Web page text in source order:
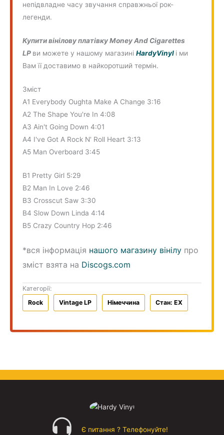
непідвладне часу звучання справжньої рок-
легенди.
Купити вінілову платівку Money And Cigarettes
LP ви можете у нашому магазиніHardyVinyl і ми
Вам її доставимо в найкоротший термін.
Зміст
A1 Everybody Oughta Make A Change 3:16
A2 The Shape You're In 4:08
A3 Ain't Going Down 4:01
A4 I've Got A Rock N' Roll Heart 3:13
A5 Man Overboard 3:45
B1 Pretty Girl 5:29
B2 Man In Love 2:46
B3 Crosscut Saw 3:30
B4 Slow Down Linda 4:14
B5 Crazy Country Hop 2:46
*вся інформація нашого магазину вінілу про
зміст взята на Discogs.com
Категорії:
Rock
Vintage LP Німеччина Стан: EX
Є питання ? Телефонуйте!